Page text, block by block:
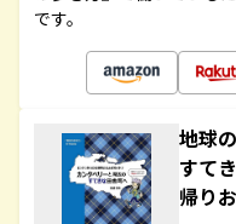
です。
地球
すて
帰り